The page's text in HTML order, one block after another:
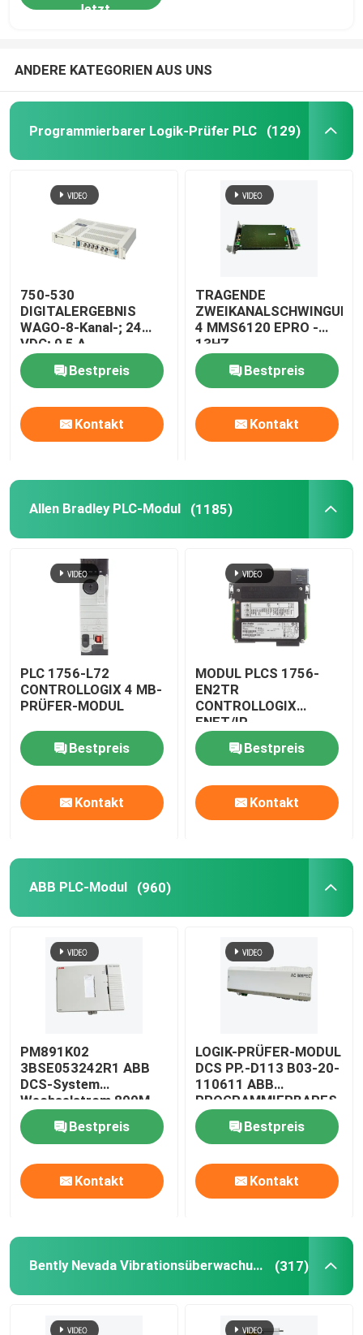
Zu Hause
Produkte
Über uns
Werksbesichtigung
Qualitätskontrolle
Kontakt mit uns
Bitte um ein Angebot
Allen Bradley PLC-Modul
ABB PLC-Modul
Jetzt
ANDERE KATEGORIEN AUS UNS
Programmierbarer Logik-Prüfer PLC (129)
750-530
DIGITALERGEBNIS
WAGO-8-Kanal-; 24
VDC; 0,5 A
Bestpreis
Kontakt
TRAGENDE
4 MMS6120 EPRO -
13HZ
Bestpreis
Kontakt
Allen Bradley PLC-Modul (1185)
PLC 1756-L72
CONTROLLOGIX 4 MB-
PRÜFER-MODUL
Bestpreis
Kontakt
MODUL PLCS 1756-
EN2TR
CONTROLLOGIX
ENET/IP
Bestpreis
Kontakt
ABB PLC-Modul (960)
PM891K02
3BSE053242R1 ABB
DCS-System
Wechselstrom 800M
Redundant Processor
CPU-ModulBestpreis
Kontakt
LOGIK-PRÜFER-MODUL
DCS PP.-D113 B03-20-
110611 ABB
PROGRAMMIERBARES
Bestpreis
Kontakt
Bently Nevada Vibrationsüberwachungssystem (317)